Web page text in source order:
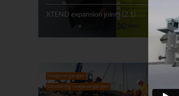
XTEND expansion joints (2.1)
Voegovergangen
Uitvoering voegovergangen